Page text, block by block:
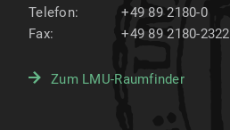
Telefon:
+49 89 2180-0
Fax:
+49 89 2180-2322
Zum LMU-Raumfinder